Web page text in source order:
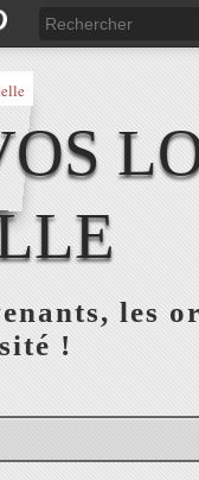
les
!